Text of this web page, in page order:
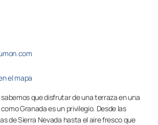
AQUÍ
el mapa
sabemos que disfrutar de una terraza en una
Granada es un privilegio. Desde las
de Sierra Nevada hasta el aire fresco que